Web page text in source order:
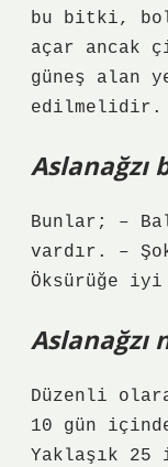
bu bitki, bol
açar ancak
güneş alan
edilmelidir.
Aslanağzı
Bunlar; –
vardır. –
Öksürüğe
Aslanağzı
Düzenli
10 gün
Yaklaşık 25